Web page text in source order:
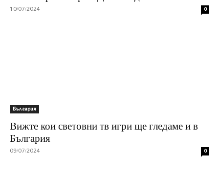
10/07/2024 0
България
Вижте кои световни тв игри ще гледаме и в
България
09/07/2024 0